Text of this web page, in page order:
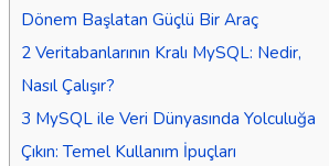
Dönem Başlatan Güçlü Bir Araç
2 Veritabanlarının Kralı MySQL: Nedir,
Nasıl Çalışır?
3 MySQL ile Veri Dünyasında Yolculuğa
Çıkın: Temel Kullanım İpuçları